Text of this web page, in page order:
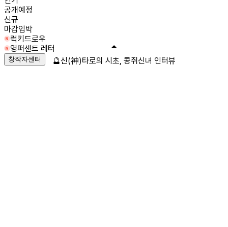
공개예정
신규
마감임박
럭키드로우
영퍼센트 레터
창작자센터 🔮신(神)타로의 시초, 콩쥐신녀 인터뷰